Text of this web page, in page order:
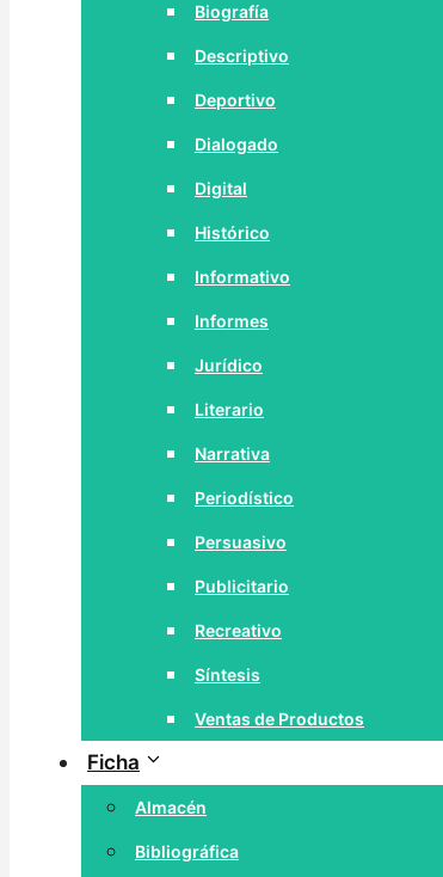
Biografía
Descriptivo
Deportivo
Dialogado
Digital
Histórico
Informativo
Informes
Jurídico
Literario
Narrativa
Periodístico
Persuasivo
Publicitario
Recreativo
Síntesis
Ventas de Productos
Ficha
Almacén
Bibliográfica